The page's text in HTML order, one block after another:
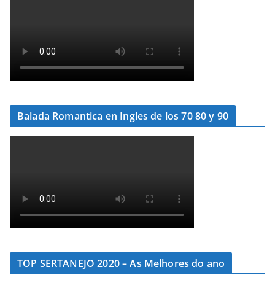
Balada Romantica en Ingles de los 70 80 y 90
TOP SERTANEJO 2020 – As Melhores do ano